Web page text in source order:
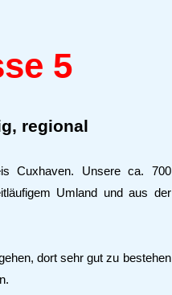
5
regional
Cuxhaven. Unsere ca. 700
Umland und aus der
dort sehr gut zu bestehen